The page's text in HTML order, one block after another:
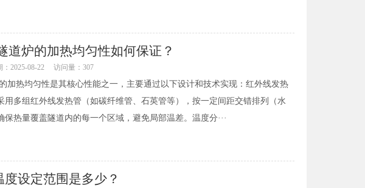
道炉的加热均匀性如何保证？
：2025-08-22 访问量：307
加热均匀性是其核心性能之一，主要通过以下设计和技术实现：红外线发热
用多组红外线发热管（如碳纤维管、石英管等），按一定间距交错排列（水
保热量覆盖隧道内的每一个区域，避免局部温差。温度分···
设定范围是多少？